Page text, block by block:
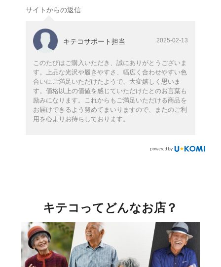
サイトからの返信
キテコサポート担当 2025-02-13
このたびはご購入いただき、誠にありがとうございま
す。上品な光沢や履きやすさ、幅広く合わせやすい色
合いにご満足いただけたようで、大変嬉しく思いま
す。価格以上の価値を感じていただけたとのお言葉も
励みになります。これからもご満足いただける商品を
お届けできるよう努めてまいりますので、またのご利
用を心よりお待ちしております。
キテコってどんなお店？